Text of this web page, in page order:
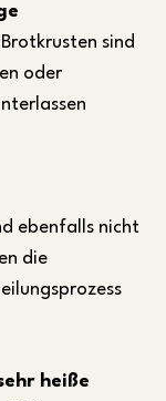
sind
oder
ebenfalls nicht
die
heiße